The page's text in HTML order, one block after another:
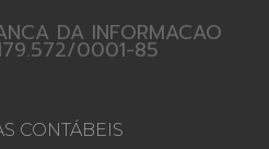
DA INFORMACAO
0001-85
CONTÁBEIS